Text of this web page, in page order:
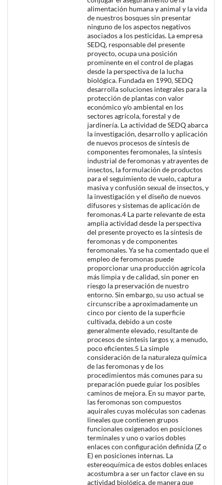
alimentación humana y animal y la vida
de nuestros bosques sin presentar
ninguno de los aspectos negativos
asociados a los pesticidas. La empresa
SEDQ, responsable del presente
proyecto, ocupa una posición
prominente en el control de plagas
desde la perspectiva de la lucha
biológica. Fundada en 1990, SEDQ
desarrolla soluciones integrales para la
protección de plantas con valor
económico y/o ambiental en los
sectores agrícola, forestal y de
jardinería. La actividad de SEDQ abarca
la investigación, desarrollo y aplicación
de nuevos procesos de síntesis de
componentes feromonales, la síntesis
industrial de feromonas y atrayentes de
insectos, la formulación de productos
para el seguimiento de vuelo, captura
masiva y confusión sexual de insectos, y
la investigación y el diseño de nuevos
difusores y sistemas de aplicación de
feromonas.4 La parte relevante de esta
amplia actividad desde la perspectiva
del presente proyecto es la síntesis de
feromonas y de componentes
feromonales. Ya se ha comentado que el
empleo de feromonas puede
proporcionar una producción agrícola
más limpia y de calidad, sin poner en
riesgo la preservación de nuestro
entorno. Sin embargo, su uso actual se
circunscribe a aproximadamente un
cinco por ciento de la superficie
cultivada, debido a un coste
generalmente elevado, resultante de
procesos de síntesis largos y, a menudo,
poco eficientes.5 La simple
consideración de la naturaleza química
de las feromonas y de los
procedimientos más comunes para su
preparación puede guiar los posibles
caminos de mejora. En su mayor parte,
las feromonas son compuestos
aquirales cuyas moléculas son cadenas
lineales que contienen grupos
funcionales oxigenados en posiciones
terminales y uno o varios dobles
enlaces con configuración definida (Z o
E) en posiciones internas. La
estereoquímica de estos dobles enlaces
acostumbra a ser un factor clave en su
actividad biológica, de manera que